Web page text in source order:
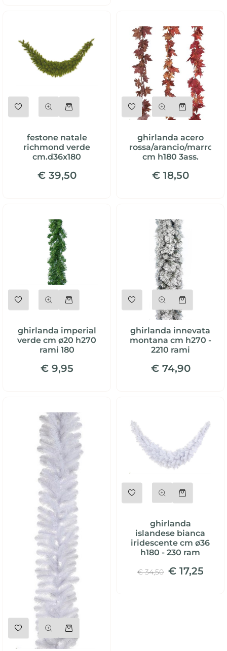
festone natale
richmond verde
cm.d36x180
€ 39,50
Quantità
ghirlanda acero
rossa/arancio/marrone
cm h180 3ass.
€ 18,50
ghirlanda imperial
verde cm ø20 h270
rami 180
€ 9,95
ghirlanda innevata
montana cm h270 -
2210 rami
€ 74,90
ghirlanda
islandese bianca
iridescente cm ø36
h180 - 230 ram
€ 34,50 € 17,25